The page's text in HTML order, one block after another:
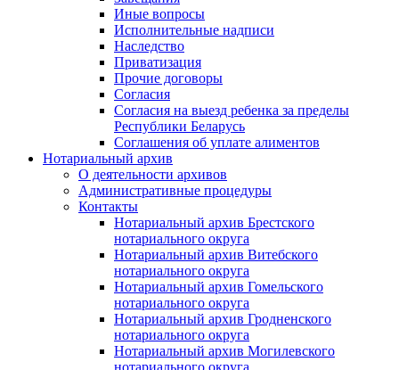
Иные вопросы
Исполнительные надписи
Наследство
Приватизация
Прочие договоры
Согласия
Согласия на выезд ребенка за пределы
Республики Беларусь
Соглашения об уплате алиментов
Нотариальный архив
О деятельности архивов
Административные процедуры
Контакты
Нотариальный архив Брестского
нотариального округа
Нотариальный архив Витебского
нотариального округа
Нотариальный архив Гомельского
нотариального округа
Нотариальный архив Гродненского
нотариального округа
Нотариальный архив Могилевского
нотариального округа